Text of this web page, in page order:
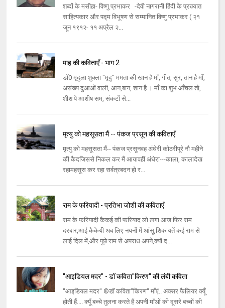
शब्दों के मसीहा- विष्णु प्रभाकर -देवी नागरानी हिंदी के प्रख्यात
साहित्यकार और पद्म विभूषण से सम्मानित विष्णु प्रभाकर ( २१
जून १९१२- ११ अप्रैल २...
माह की कविताएँ - भाग 2
डॉ0 मृदुला शुक्ला "मृदु" ममता की खान है माँ, गीत, सुर, तान है माँ,
असंख्य दुआओं वाली, आन,बान, शान है । माँ का शुभ आँचल तो,
शीश पे आशीष सम, संकटों से...
मृत्यु को महसूसता मैं -- पंकज प्रसून की कविताएँ
मृत्यु को महसूसता मैं-- पंकज प्रसूनवह अंधेरी कोठरीपूरे नौ महीने
की कैदजिससे निकल कर मैं आयावहीं अंधेरा---काला, कालादेख
रहामहसूस कर रहा सर्वत्रबदन हो र...
राम के फरियादी - प्रतिभा जोशी की कविताएँ
राम के फ़रियादी कैकई की फरियाद लो लगा आज फिर राम
दरबार,आई कैकेयी अब लिए नयनों में आंसू,शिकायतें कई राम से
लाई दिल में,और पूछे राम से अपराध अपने,क्यों द...
"आइडियल मदर" - डॉ कविता"किरण" की लंबी कविता
"आइडियल मदर" ©डॉ कविता"किरण" माँएं.. अक्सर फैलियर क्यूँ
होती हैं.... क्यूँ बच्चे तुलना करते हैं अपनी माँओं की दूसरे बच्चों की